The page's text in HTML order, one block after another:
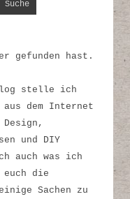
gefunden hast.
stelle ich
aus dem Internet
und DIY
auch was ich
die
Sachen zu